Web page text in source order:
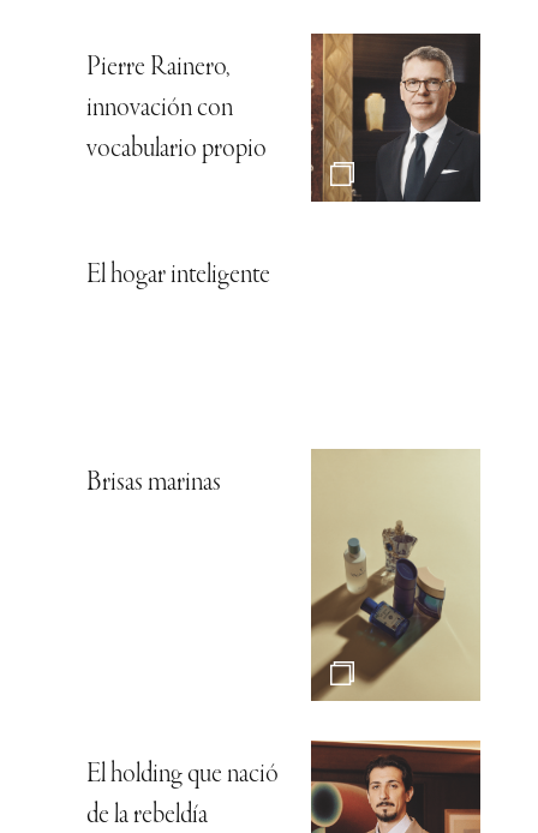
Pierre Rainero,
innovación con
vocabulario propio
El hogar inteligente
Brisas marinas
El holding que nació
de la rebeldía